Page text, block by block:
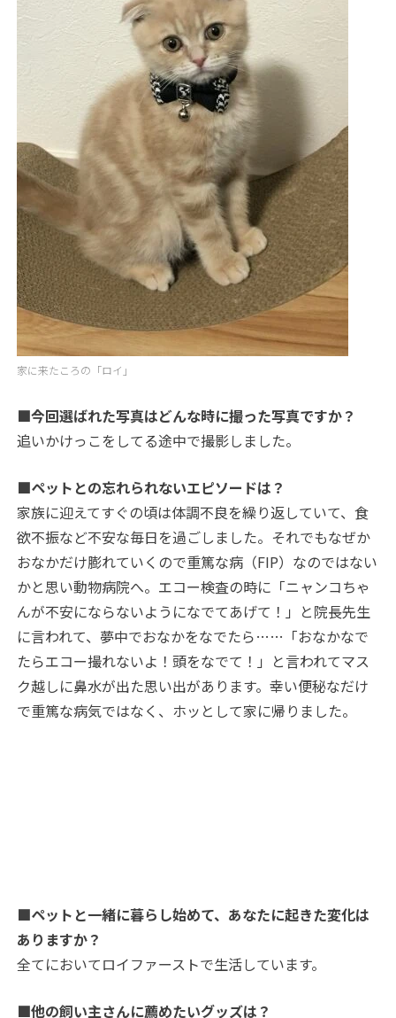
家に来たころの「ロイ」
■今回選ばれた写真はどんな時に撮った写真ですか？
追いかけっこをしてる途中で撮影しました。
■ペットとの忘れられないエピソードは？
家族に迎えてすぐの頃は体調不良を繰り返していて、食
欲不振など不安な毎日を過ごしました。それでもなぜか
おなかだけ膨れていくので重篤な病（FIP）なのではない
かと思い動物病院へ。エコー検査の時に「ニャンコちゃ
んが不安にならないようになでてあげて！」と院長先生
に言われて、夢中でおなかをなでたら……「おなかなで
たらエコー撮れないよ！頭をなでて！」と言われてマス
ク越しに鼻水が出た思い出があります。幸い便秘なだけ
で重篤な病気ではなく、ホッとして家に帰りました。
■ペットと一緒に暮らし始めて、あなたに起きた変化は
ありますか？
全てにおいてロイファーストで生活しています。
■他の飼い主さんに薦めたいグッズは？